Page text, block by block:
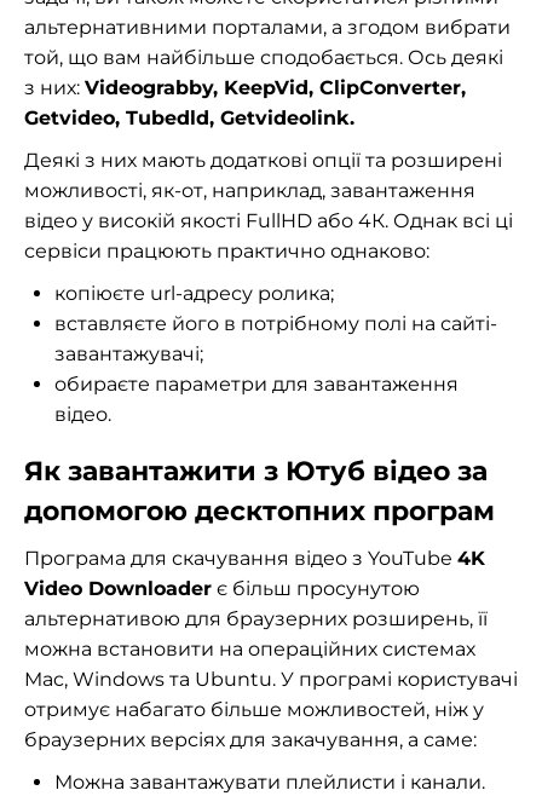
альтернативними порталами, а згодом вибрати
той, що вам найбільше сподобається. Ось деякі
з них: Videograbby, KeepVid, ClipConverter,
Getvideo, Tubedld, Getvideolink.
Деякі з них мають додаткові опції та розширені
можливості, як-от, наприклад, завантаження
відео у високій якості FullHD або 4К. Однак всі ці
сервіси працюють практично однаково:
копіюєте url-адресу ролика;
вставляєте його в потрібному полі на сайті-
завантажувачі;
обираєте параметри для завантаження
відео.
Як завантажити з Ютуб відео за
допомогою десктопних програм
Програма для скачування відео з YouTube 4K
Video Downloader є більш просунутою
альтернативою для браузерних розширень, її
можна встановити на операційних системах
Mac, Windows та Ubuntu. У програмі користувачі
отримує набагато більше можливостей, ніж у
браузерних версіях для закачування, а саме:
Можна завантажувати плейлисти і канали.